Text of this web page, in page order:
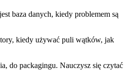
baza danych, kiedy problemem są
kiedy używać puli wątków, jak
do packagingu. Nauczysz się czytać